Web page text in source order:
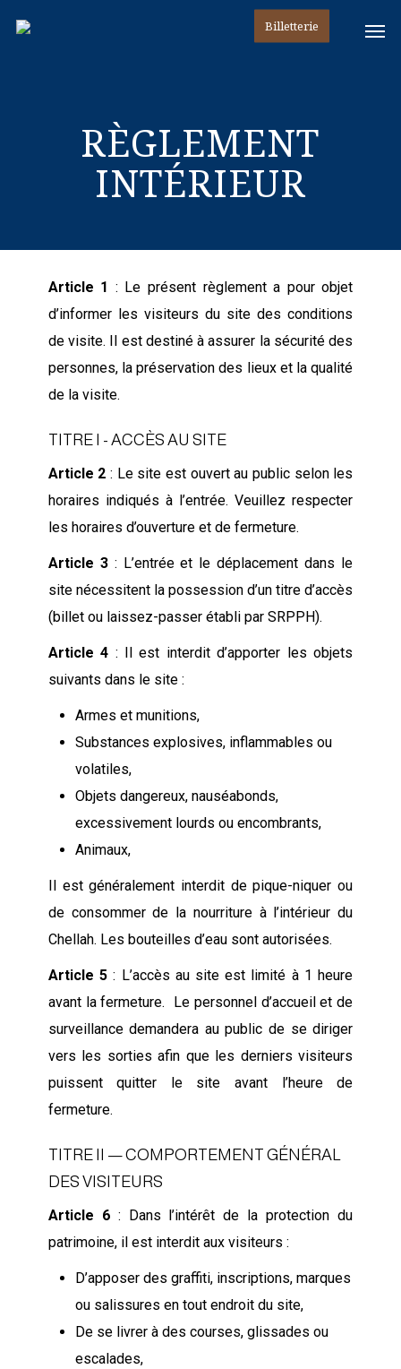
Billetterie
RÈGLEMENT
INTÉRIEUR
Article 1 : Le présent règlement a pour objet
d’informer les visiteurs du site des conditions
de visite. Il est destiné à assurer la sécurité des
personnes, la préservation des lieux et la qualité
de la visite.
TITRE I - ACCÈS AU SITE
Article 2 : Le site est ouvert au public selon les
horaires indiqués à l’entrée. Veuillez respecter
les horaires d’ouverture et de fermeture.
Article 3: L’entrée et le déplacement dans le
site nécessitent la possession d’un titre d’accès
(billet ou laissez-passer établi par SRPPH).
Article 4 : Il est interdit d’apporter les objets
suivants dans le site :
Armes et munitions,
Substances explosives, inflammables ou
volatiles,
Objets dangereux, nauséabonds,
excessivement lourds ou encombrants,
Animaux,
Il est généralement interdit de pique-niquer ou
de consommer de la nourriture à l’intérieur du
Chellah. Les bouteilles d’eau sont autorisées.
Article 5 : L’accès au site est limité à 1 heure
avant la fermeture. Le personnel d’accueil et de
surveillance demandera au public de se diriger
vers les sorties afin que les derniers visiteurs
puissent quitter le site avant l’heure de
fermeture.
TITRE II — COMPORTEMENT GÉNÉRAL
DES VISITEURS
Article 6: Dans l’intérêt de la protection du
patrimoine, il est interdit aux visiteurs :
D’apposer des graffiti, inscriptions, marques
ou salissures en tout endroit du site,
De se livrer à des courses, glissades ou
escalades,